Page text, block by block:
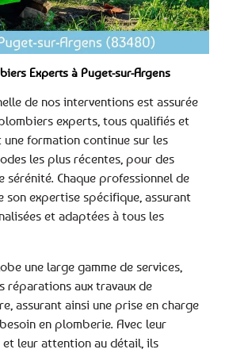
Experts à Puget-sur-Argens
de nos interventions est assurée
experts, tous qualifiés et
formation continue sur les
les plus récentes, pour des
Chaque professionnel de
expertise spécifique, assurant
et adaptées à tous les
une large gamme de services,
réparations aux travaux de
assurant ainsi une prise en charge
en plomberie. Avec leur
leur attention au détail, ils